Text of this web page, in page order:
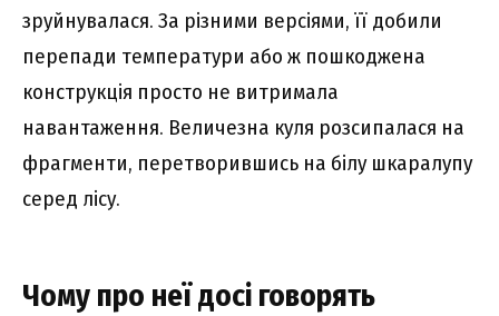
зруйнувалася. За різними версіями, її добили
перепади температури або ж пошкоджена
конструкція просто не витримала
навантаження. Величезна куля розсипалася на
фрагменти, перетворившись на білу шкаралупу
серед лісу.
Чому про неї досі говорять